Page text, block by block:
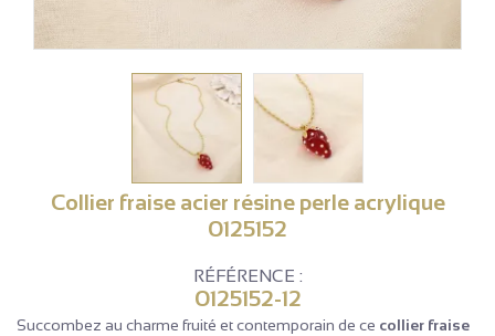
Collier fraise acier résine perle acrylique
0125152
RÉFÉRENCE :
0125152-12
Succombez au charme fruité et contemporain de ce collier fraise